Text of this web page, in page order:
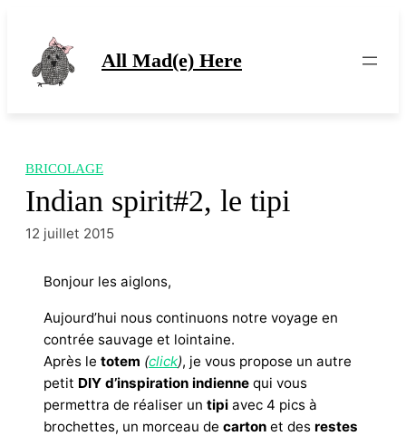
contenu
All Mad(e) Here
BRICOLAGE
Indian spirit#2, le tipi
12 juillet 2015
Bonjour les aiglons,
Aujourd’hui nous continuons notre voyage en
contrée sauvage et lointaine.
Après le totem (click), je vous propose un autre
petit DIY d’inspiration indienne qui vous
permettra de réaliser un tipi avec 4 pics à
brochettes, un morceau de carton et des restes